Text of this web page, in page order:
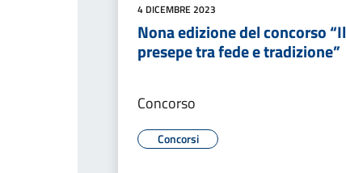
4 DICEMBRE 2023
Nona edizione del concorso “Il
presepe tra fede e tradizione”
Concorso
Concorsi